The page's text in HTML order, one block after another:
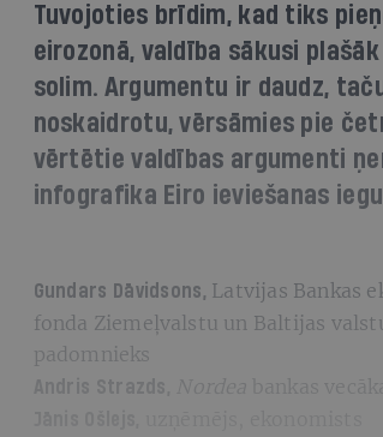
Tuvojoties brīdim, kad tiks
eirozonā, valdība sākusi
solim. Argumentu ir daudz,
noskaidrotu, vērsāmies pie
vērtētie valdības argumenti
infografika Eiro ieviešanas
Gundars Dāvidsons, Latvijas Bankas
fonda Ziemeļvalstu un Baltijas
padomnieks
Nordea